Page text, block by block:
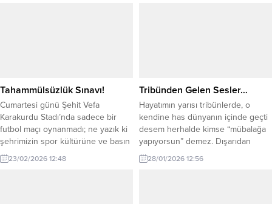
Tahammülsüzlük Sınavı!
Cumartesi günü Şehit Vefa
Karakurdu Stadı’nda sadece bir
futbol maçı oynanmadı; ne yazık ki
şehrimizin spor kültürüne ve basın
ahlakına gölge düşüren bir
“tahammülsüzlük” sınavı verildi.
23/02/2026 12:48
Tribünden Gelen Sesler…
Hayatımın yarısı tribünlerde, o
kendine has dünyanın içinde geçti
desem herhalde kimse “mübalağa
yapıyorsun” demez. Dışarıdan
bakıldığında tribün sadece bir
uğultu, bazen de yükselen bir öfke
28/01/2026 12:56